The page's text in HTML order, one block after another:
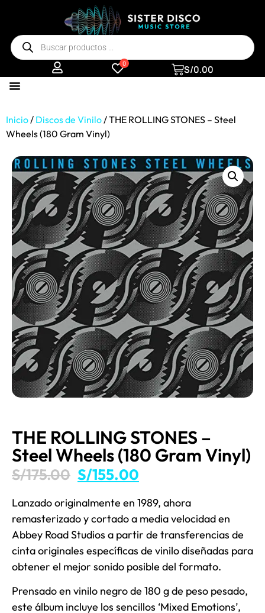
0 S/0.00
Inicio/ Discos de Vinilo/ THE ROLLING STONES – Steel
Wheels (180 Gram Vinyl)
THE ROLLING STONES –
Steel Wheels (180 Gram Vinyl)
S/175.00 S/155.00
Lanzado originalmente en 1989, ahora
remasterizado y cortado a media velocidad en
Abbey Road Studios a partir de transferencias de
cinta originales específicas de vinilo diseñadas para
obtener el mejor sonido posible del formato.
Prensado en vinilo negro de 180 g de peso pesado,
este álbum incluye los sencillos ‘Mixed Emotions’,